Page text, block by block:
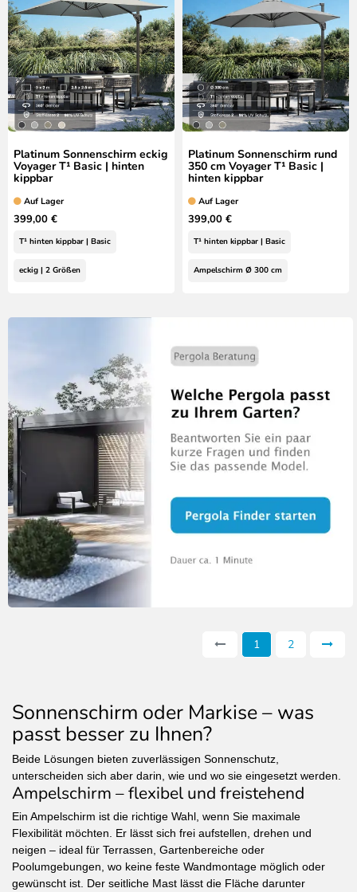
Platinum Sonnenschirm eckig
Voyager T¹ Basic | hinten
kippbar
Auf Lager
399,00 €
T¹ hinten kippbar | Basic
eckig | 2 Größen
Platinum Sonnenschirm rund
350 cm Voyager T¹ Basic |
hinten kippbar
Auf Lager
399,00 €
T¹ hinten kippbar | Basic
Ampelschirm Ø 300 cm
1 2
Sonnenschirm oder Markise – was
passt besser zu Ihnen?
Beide Lösungen bieten zuverlässigen Sonnenschutz,
unterscheiden sich aber darin, wie und wo sie eingesetzt werden.
Ampelschirm – flexibel und freistehend
Ein Ampelschirm ist die richtige Wahl, wenn Sie maximale
Flexibilität möchten. Er lässt sich frei aufstellen, drehen und
neigen – ideal für Terrassen, Gartenbereiche oder
Poolumgebungen, wo keine feste Wandmontage möglich oder
gewünscht ist. Der seitliche Mast lässt die Fläche darunter